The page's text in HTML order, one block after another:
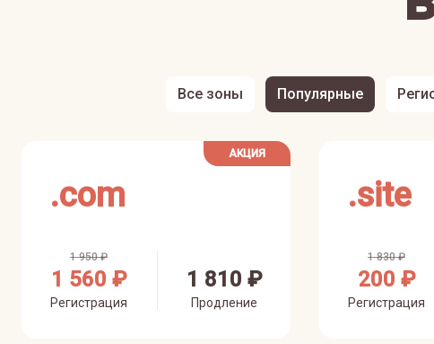
Все зоны Популярные
АКЦИЯ
.com
1 950 ₽
1 560 ₽
Регистрация
1 810 ₽
Продление
.site
1 830 ₽
200 ₽
Регистрация